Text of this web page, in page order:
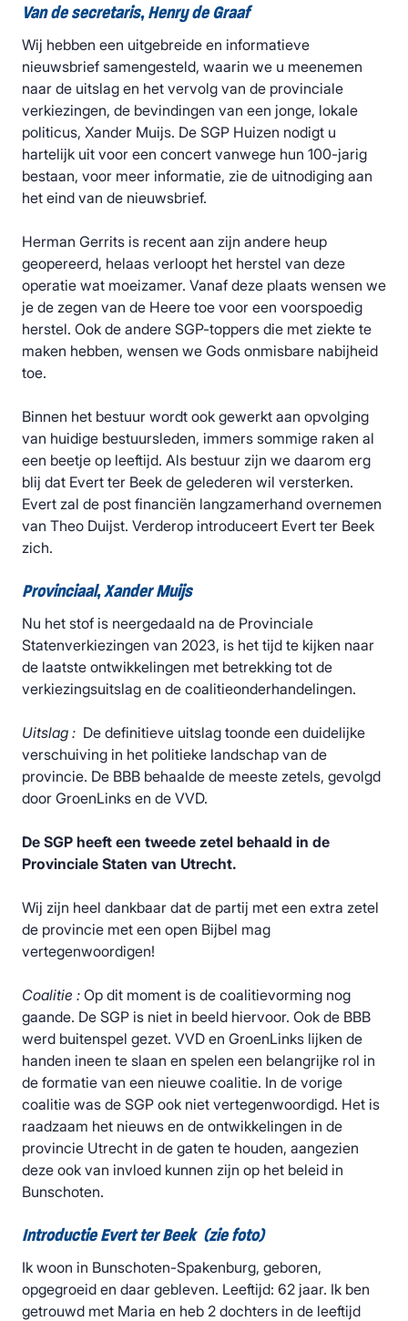
Van de secretaris, Henry de Graaf
Wij hebben een uitgebreide en informatieve
nieuwsbrief samengesteld, waarin we u meenemen
naar de uitslag en het vervolg van de provinciale
verkiezingen, de bevindingen van een jonge, lokale
politicus, Xander Muijs. De SGP Huizen nodigt u
hartelijk uit voor een concert vanwege hun 100-jarig
bestaan, voor meer informatie, zie de uitnodiging aan
het eind van de nieuwsbrief.
Herman Gerrits is recent aan zijn andere heup
geopereerd, helaas verloopt het herstel van deze
operatie wat moeizamer. Vanaf deze plaats wensen we
je de zegen van de Heere toe voor een voorspoedig
herstel. Ook de andere SGP-toppers die met ziekte te
maken hebben, wensen we Gods onmisbare nabijheid
toe.
Binnen het bestuur wordt ook gewerkt aan opvolging
van huidige bestuursleden, immers sommige raken al
een beetje op leeftijd. Als bestuur zijn we daarom erg
blij dat Evert ter Beek de gelederen wil versterken.
Evert zal de post financiën langzamerhand overnemen
van Theo Duijst. Verderop introduceert Evert ter Beek
zich.
Provinciaal, Xander Muijs
Nu het stof is neergedaald na de Provinciale
Statenverkiezingen van 2023, is het tijd te kijken naar
de laatste ontwikkelingen met betrekking tot de
verkiezingsuitslag en de coalitieonderhandelingen.
Uitslag : De definitieve uitslag toonde een duidelijke
verschuiving in het politieke landschap van de
provincie. De BBB behaalde de meeste zetels, gevolgd
door GroenLinks en de VVD.
De SGP heeft een tweede zetel behaald in de
Provinciale Staten van Utrecht.
Wij zijn heel dankbaar dat de partij met een extra zetel
de provincie met een open Bijbel mag
vertegenwoordigen!
Coalitie : Op dit moment is de coalitievorming nog
gaande. De SGP is niet in beeld hiervoor. Ook de BBB
werd buitenspel gezet. VVD en GroenLinks lijken de
handen ineen te slaan en spelen een belangrijke rol in
de formatie van een nieuwe coalitie. In de vorige
coalitie was de SGP ook niet vertegenwoordigd. Het is
raadzaam het nieuws en de ontwikkelingen in de
provincie Utrecht in de gaten te houden, aangezien
deze ook van invloed kunnen zijn op het beleid in
Bunschoten.
Introductie Evert ter Beek (zie foto)
Ik woon in Bunschoten-Spakenburg, geboren,
opgegroeid en daar gebleven. Leeftijd: 62 jaar. Ik ben
getrouwd met Maria en heb 2 dochters in de leeftijd